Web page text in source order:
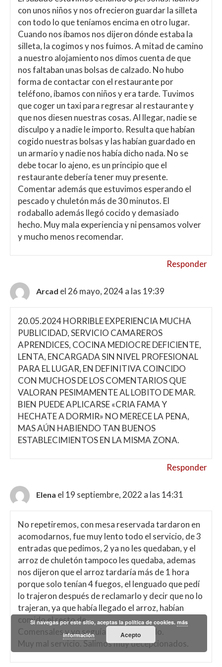
con unos niños y nos ofrecieron guardar la silleta
con todo lo que teníamos encima en otro lugar.
Cuando nos íbamos nos dijeron dónde estaba la
silleta, la cogimos y nos fuimos. A mitad de camino
a nuestro alojamiento nos dimos cuenta de que
nos faltaban unas bolsas de calzado. No hubo
forma de contactar con el restaurante por
teléfono, íbamos con niños y era tarde. Tuvimos
que coger un taxi para regresar al restaurante y
que nos diesen nuestras cosas. Al llegar, nadie se
disculpo y a nadie le importo. Resulta que habían
cogido nuestras bolsas y las habían guardado en
un armario y nadie nos había dicho nada. No se
debe tocar lo ajeno, es un principio que el
restaurante debería tener muy presente.
Comentar además que estuvimos esperando el
pescado y chuletón más de 30 minutos. El
rodaballo además llegó cocido y demasiado
hecho. Muy mala experiencia y ni pensamos volver
y mucho menos recomendar.
Responder
Arcad el 26 mayo, 2024 a las 19:39
20.05.2024 HORRIBLE EXPERIENCIA MUCHA
PUBLICIDAD, SERVICIO CAMAREROS
APRENDICES, COCINA MEDIOCRE DEFICIENTE,
LENTA, ENCARGADA SIN NIVEL PROFESIONAL
PARA EL LUGAR, EN DEFINITIVA COINCIDO
CON MUCHOS DE LOS COMENTARIOS QUE
VALORAN PESIMAMENTE AL LOBITO DE MAR.
BIEN PUEDE APLICARSE «CRIA FAMA Y
HECHATE A DORMIR» NO MERECE LA PENA,
MAS AÚN HABIENDO TAN BUENOS
ESTABLECIMIENTOS EN LA MISMA ZONA.
Responder
Elena el 19 septiembre, 2022 a las 14:31
No repetiremos, con mesa reservada tardaron en
acomodarnos, fue muy lento todo el servicio, de 3
entradas que pedimos, 2 ya no les quedaban, y el
arroz de chuletón tampoco les quedaba, ademas
nos dijeron que el arroz tardaría más de 1 hora
porque solo tenían 4 fuegos, el lenguado que pedí
lo trajeron después de reclamarlo y decir que no lo
trajeran, ya que había llegado el arroz, habían
comido el resto de
Comensales y yo seguía sin el lenguado.
Muy mal servicio. Salimos muy decepcionados.
Si navegas por este sitio, aceptas la política de cookies.más
información
Acepto